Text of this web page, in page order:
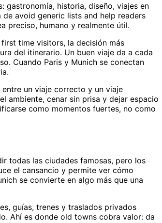
gastronomía, historia, diseño, viajes en
avoid generic lists and help readers
preciso, humano y realmente útil.
time visitors, la decisión más
del itinerario. Un buen viaje da a cada
Cuando Paris y Munich se conectan
un viaje correcto y un viaje
ambiente, cenar sin prisa y dejar espacio
como momentos fuertes, no como
todas las ciudades famosas, pero los
el cansancio y permite ver cómo
se convierte en algo más que una
guías, trenes y traslados privados
Ahí es donde old towns cobra valor: da